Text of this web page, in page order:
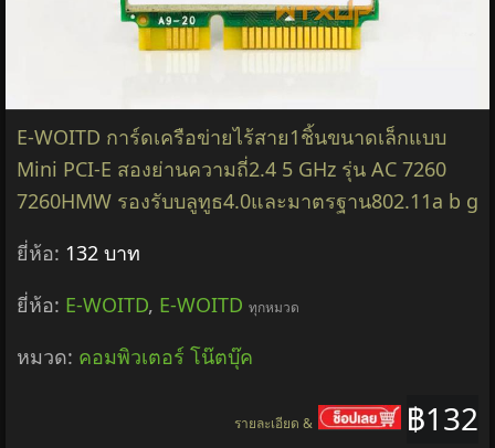
E-WOITD การ์ดเครือข่ายไร้สาย1ชิ้นขนาดเล็กแบบ
Mini PCI-E สองย่านความถี่2.4 5 GHz รุ่น AC 7260
7260HMW รองรับบลูทูธ4.0และมาตรฐาน802.11a b g
ยี่ห้อ: 132 บาท
ยี่ห้อ: E-WOITD, E-WOITD ทุกหมวด
หมวด: คอมพิวเตอร์ โน๊ตบุ๊ค
฿132
รายละเอียด &